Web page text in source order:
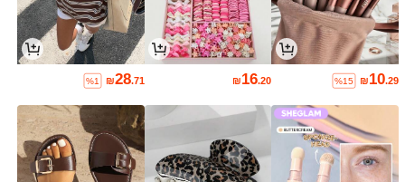
₪10.29
%15
₪16.20
₪28.71
%1